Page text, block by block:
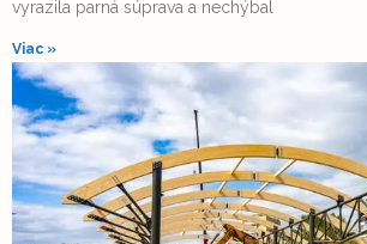
vyrazila parná súprava a nechýbal
Viac »